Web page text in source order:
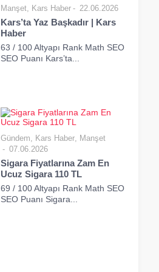
Manşet, Kars Haber 22.06.2026
Kars’ta Yaz Başkadır | Kars
Haber
63 / 100 Altyapı Rank Math SEO
SEO Puanı Kars’ta...
Gündem, Kars Haber, Manşet
07.06.2026
Sigara Fiyatlarına Zam En
Ucuz Sigara 110 TL
69 / 100 Altyapı Rank Math SEO
SEO Puanı Sigara...